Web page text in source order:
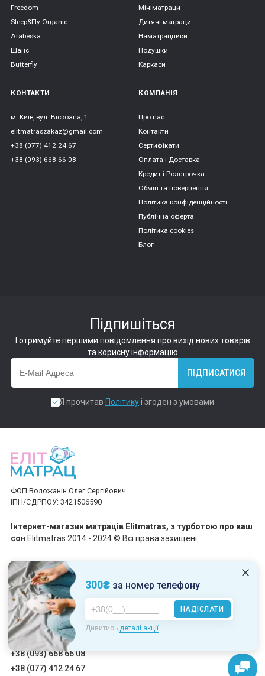
300₴за номер телефону
НАДІСЛАТИ
Дивитись деталі акції
Freedom
Sleep&Fly Organic
Arabeska
Шанс
Butterfly
Мініматраци
Дитячі матраци
Наматрацники
Подушки
Каркаси
КОНТАКТИ
м. Київ, вул. Віскозна, 1
elitmatraszakaz@gmail.com
+38 (077) 412 24 67
+38 (093) 668 66 08
КОМПАНІЯ
Про нас
Контакти
Сертифікати
Оплата і Доставка
Кредит і Розстрочка
Обмін та повернення
Політика конфіденційності
Публічна оферта
Політика cookies
Блог
Підпишіться
І отримуйте першими повідомлення про вихід нових товарів
та корисну інформацію
ПІДПИСАТИСЯ
Я прочитав Політикуі згоден з умовами
ФОП Воложанін Олег Сергійович
ІПН/ЄДРПОУ: 3421506590
Інтернет-магазин матраців Elitmatras, з турботою про ваш
сон Elitmatras 2014 - 2024 © Всі права захищені
Приймаємо платежі
Пн-Пт: 10:00 - 19:00
Сб-Нд: 10:00 - 17:00
+38 (093) 668 66 08
+38 (077) 412 24 67